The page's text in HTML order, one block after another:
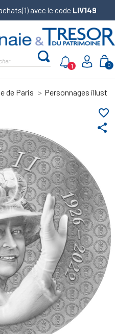
avec le code LIV149
0
1
de Paris Personnages
share
favorite_border